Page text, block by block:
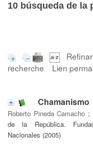
10 búsqueda de la
recherche
Lien
Roberto Pineda Camacho ;
de la República.
Nacionales (2005)